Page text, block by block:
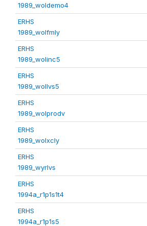
1989_woldemo4
ERHS
1989_wolfmly
ERHS
1989_wolinc5
ERHS
1989_wollvs5
ERHS
1989_wolprodv
ERHS
1989_wolxcly
ERHS
1989_wyrlvs
ERHS
1994a_r1p1s1t4
ERHS
1994a_r1p1s5